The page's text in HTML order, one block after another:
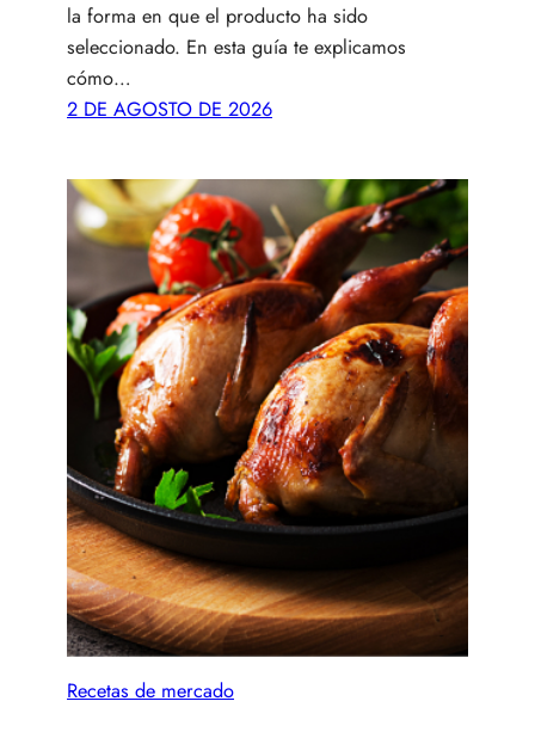
la forma en que el producto ha sido
seleccionado. En esta guía te explicamos
cómo…
2 DE AGOSTO DE 2026
Recetas de mercado